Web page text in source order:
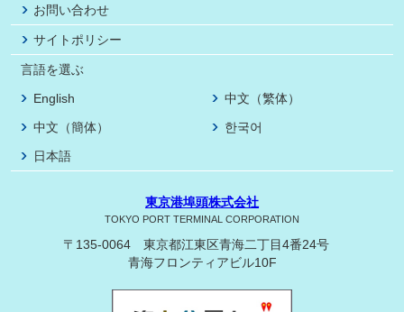
お問い合わせ
サイトポリシー
言語を選ぶ
English
中文（繁体）
中文（簡体）
한국어
日本語
東京港埠頭株式会社
TOKYO PORT TERMINAL CORPORATION
〒135-0064 東京都江東区青海二丁目4番24号
青海フロンティアビル10F